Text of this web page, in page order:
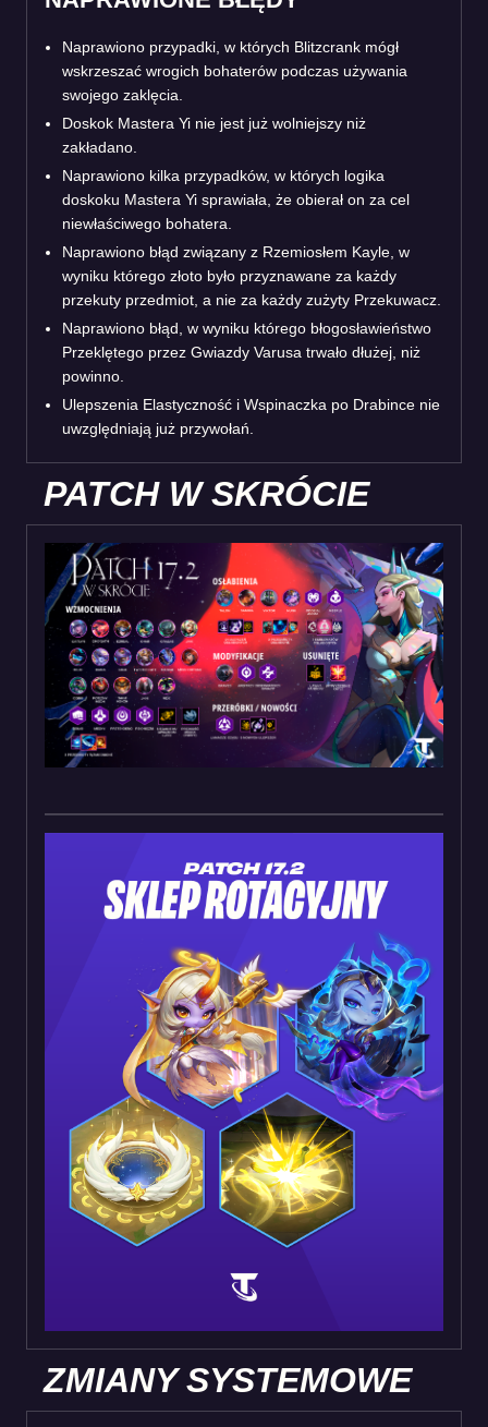
Naprawiono przypadki, w których Blitzcrank mógł
wskrzeszać wrogich bohaterów podczas używania
swojego zaklęcia.
Doskok Mastera Yi nie jest już wolniejszy niż
zakładano.
Naprawiono kilka przypadków, w których logika
doskoku Mastera Yi sprawiała, że obierał on za cel
niewłaściwego bohatera.
Naprawiono błąd związany z Rzemiosłem Kayle, w
wyniku którego złoto było przyznawane za każdy
przekuty przedmiot, a nie za każdy zużyty Przekuwacz.
Naprawiono błąd, w wyniku którego błogosławieństwo
Przeklętego przez Gwiazdy Varusa trwało dłużej, niż
powinno.
Ulepszenia Elastyczność i Wspinaczka po Drabince nie
uwzględniają już przywołań.
PATCH W SKRÓCIE
ZMIANY SYSTEMOWE